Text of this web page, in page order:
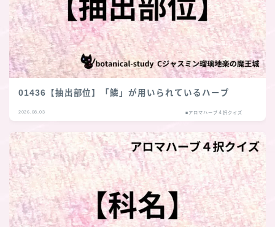
01436【抽出部位】「鱗」が用いられているハーブ
2026.08.03 ■アロマハーブ４択クイズ